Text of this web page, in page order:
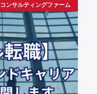
コンサルティングファーム